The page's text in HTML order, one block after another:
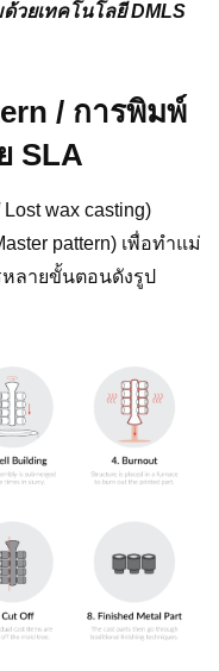
วยเทคโนโลยี DMLS
/ การพิมพ์
SLA
wax casting)
pattern) เพื่อทำแม่
ลายขั้นตอนดังรูป